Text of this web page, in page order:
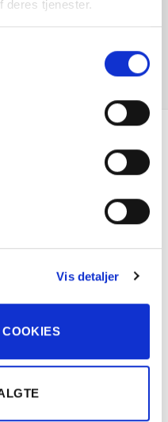
deres tjenester.
Vis detaljer